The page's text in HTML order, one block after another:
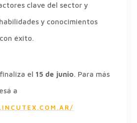
clave del sector y
y conocimientos
éxito.
el 15 de junio. Para más
a